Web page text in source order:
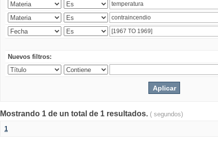
Nuevos filtros:
Mostrando 1 de un total de 1 resultados. ( segundos)
1